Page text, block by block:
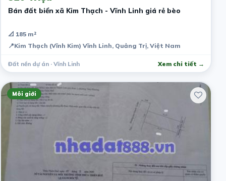
Bán đất biển xã Kim Thạch - Vĩnh Linh giá rẻ bèo
📐 185 m²
📍Kim Thạch (Vĩnh Kim) Vĩnh Linh, Quảng Trị, Việt Nam
Đất nền dự án · Vĩnh Linh Xem chi tiết →
Môi giới